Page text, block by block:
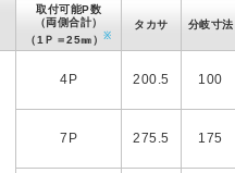
取付可能P数
（両側合計）
（1Ｐ＝25㎜）※
タカサ 分岐寸法
4P 200.5 100
7P
275.5 175